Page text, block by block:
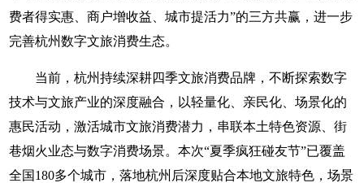
费者得实惠、商户增收益、城市提活力”的三方共赢，进一步
完善杭州数字文旅消费生态。
当前，杭州持续深耕四季文旅消费品牌，不断探索数字
技术与文旅产业的深度融合，以轻量化、亲民化、场景化的
惠民活动，激活城市文旅消费潜力，串联本土特色资源、街
巷烟火业态与数字消费场景。本次“夏季疯狂碰友节”已覆盖
全国180多个城市，落地杭州后深度贴合本地文旅特色，场景